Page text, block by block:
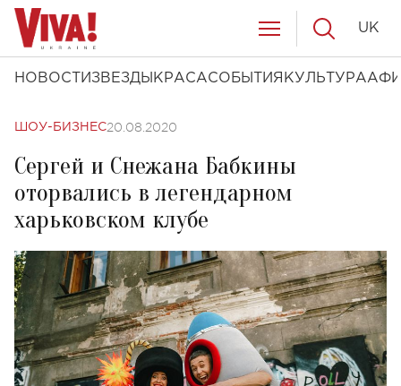
НОВОСТИ ЗВЕЗДЫ КРАСАСОБЫТИЯ КУЛЬТУРА
UK
ШОУ-БИЗНЕС20.08.2020
Сергей и Снежана Бабкины
оторвались в легендарном
харьковском клубе